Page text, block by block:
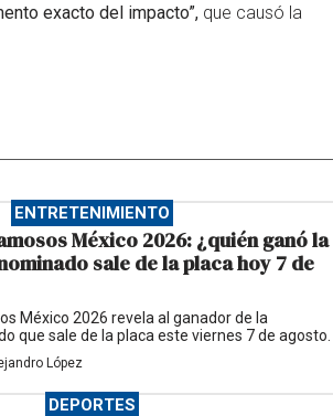
exacto del impacto”, que causó la
ENTRETENIMIENTO
México 2026: ¿quién ganó la
sale de la placa hoy 7 de
México 2026 revela al ganador de la
que sale de la placa este viernes 7 de agosto.
López
DEPORTES